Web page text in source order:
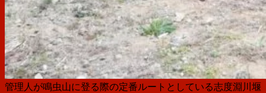
管理人が鳴虫山に登る際の定番ルートとしている志度淵川堰